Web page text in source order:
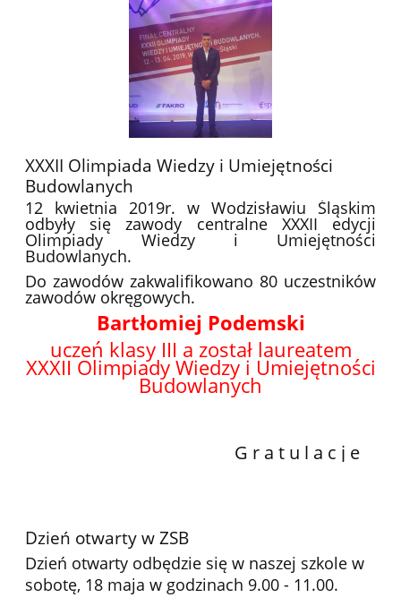
XXXII Olimpiada Wiedzy i Umiejętności
Budowlanych
12 kwietnia 2019r. w Wodzisławiu Śląskim
odbyły się zawody centralne XXXII edycji
Olimpiady Wiedzy i Umiejętności
Budowlanych.
Do zawodów zakwalifikowano 80 uczestników
zawodów okręgowych.
Bartłomiej Podemski
uczeń klasy III a został laureatem
XXXII Olimpiady Wiedzy i Umiejętności
Budowlanych
G r a t u l a c j e
Dzień otwarty w ZSB
Dzień otwarty odbędzie się w naszej szkole w
sobotę, 18 maja w godzinach 9.00 - 11.00.